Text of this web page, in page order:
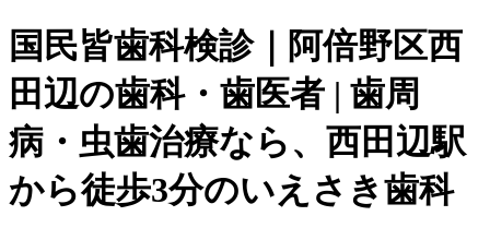
国民皆歯科検診｜阿倍野区西
田辺の歯科・歯医者 | 歯周
病・虫歯治療なら、西田辺駅
から徒歩3分のいえさき歯科